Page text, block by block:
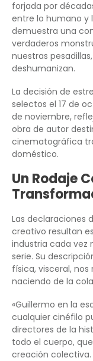
forjada por
entre lo humano y
demuestra una
verdaderos
nuestras
deshumanizan.
La decisión de
selectos el 17 de
de noviembre,
obra de autor
cinematográfica
doméstico.
Un Rodaje
Las declaraciones
creativo resultan
industria cada vez
serie. Su
física, visceral,
naciendo de la
«Guillermo en la
cualquier cinéfilo
directores de la
todo el cuerpo,
creación colectiva.